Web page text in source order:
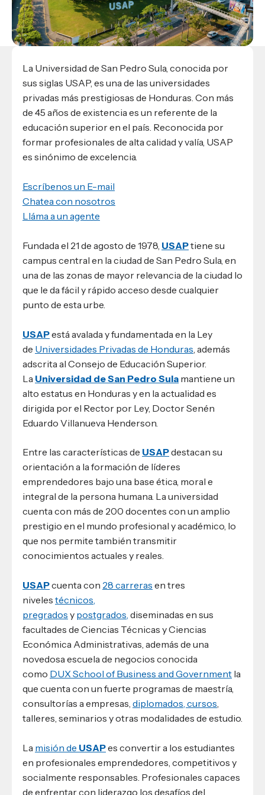
Escuela de Ciencias de la Comunicación
Escuela de Ciencias de la Salud
Escuela de Arquitectura
Escuela deNegocios
Conocé DUX
Datos de contacto
admisiones@usap.edu
+504 2561-8727
Ave. Circunvalación, San Pedro Sula,
EXCELENCIA USAP
Lifelong Learning University
Responsabilidad social y sostenibilidad
¿Que es USAP+?
RECURSOS
Ayuda en línea
Guía de Servicios Académicos y Administrativos
Manual M365
Manual Moddle
Experiencias de alumnos
internacionales
Conocé experiencias
USAP integra RediEShn
La Universidad de San Pedro Sula, conocida por
sus siglas USAP, es una de las universidades
privadas más prestigiosas de Honduras. Con más
de 45 años de existencia es un referente de la
educación superior en el país. Reconocida por
formar profesionales de alta calidad y valía, USAP
es sinónimo de excelencia.
Escríbenos un E-mail
Chatea con nosotros
Lláma a un agente
Fundada el 21 de agosto de 1978, USAPtiene su
campus central en la ciudad de San Pedro Sula, en
una de las zonas de mayor relevancia de la ciudad lo
que le da fácil y rápido acceso desde cualquier
punto de esta urbe.
USAPestá avalada y fundamentada en la Ley
de Universidades Privadas de Honduras , además
adscrita al Consejo de Educación Superior.
La Universidad de San Pedro Sula mantiene un
alto estatus en Honduras y en la actualidad es
dirigida por el Rector por Ley, Doctor Senén
Eduardo Villanueva Henderson.
Entre las características de USAPdestacan su
orientación a la formación de líderes
emprendedores bajo una base ética, moral e
integral de la persona humana. La universidad
cuenta con más de 200 docentes con un amplio
prestigio en el mundo profesional y académico, lo
que nos permite también transmitir
conocimientos actuales y reales.
USAPcuenta con 28 carreras en tres
niveles técnicos,
pregrados y postgrados, diseminadas en sus
facultades de Ciencias Técnicas y Ciencias
Económica Administrativas, además de una
novedosa escuela de negocios conocida
como DUX School of Business and Government la
que cuenta con un fuerte programas de maestría,
consultorías a empresas, diplomados, cursos,
talleres, seminarios y otras modalidades de estudio.
La misión de USAPes convertir a los estudiantes
en profesionales emprendedores, competitivos y
socialmente responsables. Profesionales capaces
de enfrentar con liderazgo los desafíos del